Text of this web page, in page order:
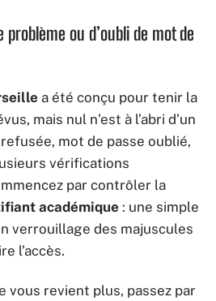
problème ou d’oubli de mot de
a été conçu pour tenir la
mais nul n’est à l’abri d’un
mot de passe oublié,
vérifications
par contrôler la
académique : une simple
verrouillage des majuscules
l’accès.
vous revient plus, passez par